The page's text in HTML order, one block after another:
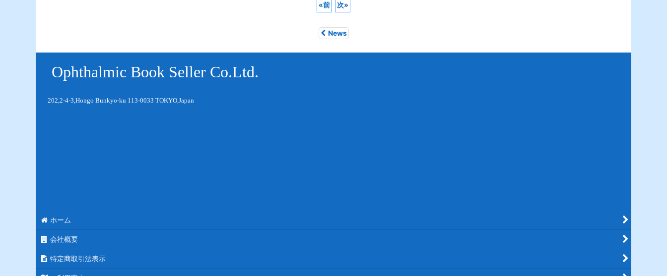
«前 次»
News
Ophthalmic Book Seller Co.Ltd.
202,2-4-3,Hongo Bunkyo-ku 113-0033 TOKYO,Japan
ホーム
会社概要
特定商取引法表示